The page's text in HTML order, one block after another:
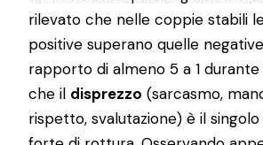
rilevato che nelle coppie stabili
positive superano quelle
rapporto di almeno 5 a 1
che il disprezzo (sarcasmo,
rispetto, svalutazione) è il